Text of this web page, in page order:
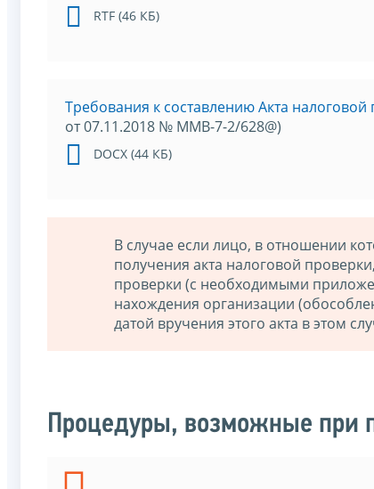
RTF (46 КБ)
Требования к составлению Акта налоговой
от 07.11.2018 № ММВ-7-2/628@)
DOCX (44 КБ)
В случае если лицо, в отношении
получения акта налоговой
проверки (с необходимыми
нахождения организации
датой вручения этого акта в этом
Процедуры, возможные при